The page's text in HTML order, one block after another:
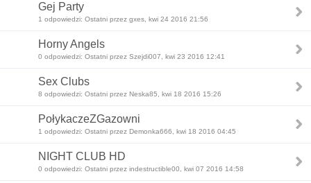
Gej Party
1 odpowiedzi: Ostatni przez gxes, kwi 24 2016 21:56
Horny Angels
0 odpowiedzi: Ostatni przez Szejdi007, kwi 23 2016 12:41
Sex Clubs
8 odpowiedzi: Ostatni przez Neska85, kwi 18 2016 15:26
PołykaczeZGazowni
1 odpowiedzi: Ostatni przez Demonka666, kwi 18 2016 04:45
NIGHT CLUB HD
0 odpowiedzi: Ostatni przez indestructible00, kwi 07 2016 14:58